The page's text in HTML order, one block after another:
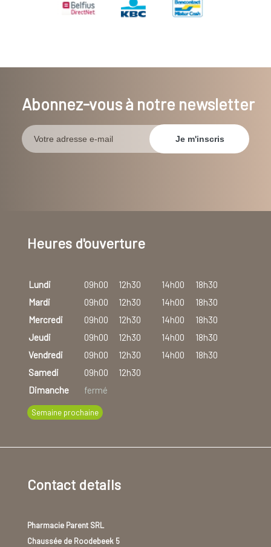
Abonnez-vous à notre newsletter
Heures d'ouverture
Lundi 09h00 12h30 14h00
18h30
Mardi
09h00 12h30 14h00
18h30
Mercredi
09h00 12h30 14h00
18h30
Jeudi
09h00 12h30 14h00
18h30
Vendredi
09h00 12h30 14h00
18h30
Samedi
09h00
12h30
Dimanche
fermé
Semaine prochaine
Contact details
Pharmacie Parent SRL
Chaussée de Roodebeek 5